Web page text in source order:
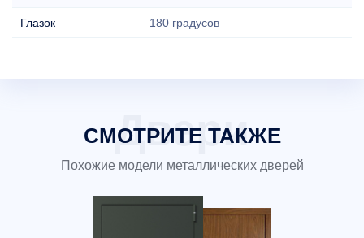
Глазок 180 градусов
СМОТРИТЕ ТАКЖЕ
Похожие модели металлических дверей